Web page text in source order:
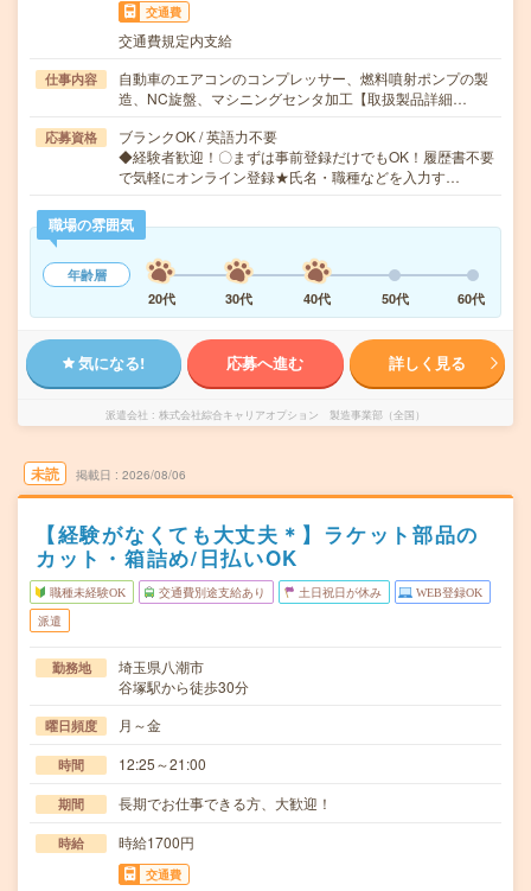
交通費
交通費規定内支給
仕事内容
自動車のエアコンのコンプレッサー、燃料噴射ポンプの製
造、NC旋盤、マシニングセンタ加工【取扱製品詳細…
応募資格
ブランクOK / 英語力不要
◆経験者歓迎！〇まずは事前登録だけでもOK！履歴書不要
で気軽にオンライン登録★氏名・職種などを入力す…
職場の雰囲気
年齢層
20代
30代 40代 50代 60代
気になる! 応募へ進む 詳しく見る
派遣会社 株式会社綜合キャリアオプション 製造事業部（全国）
未読 掲載日 2026/08/06
【経験がなくても大丈夫＊】ラケット部品の
カット・箱詰め/日払いOK
職種未経験OK 交通費別途支給あり 土日祝日が休み WEB登録OK
派遣
勤務地
埼玉県八潮市
谷塚駅から徒歩30分
曜日頻度 月～金
時間 12:25～21:00
期間 長期でお仕事できる方、大歓迎！
時給 時給1700円
交通費